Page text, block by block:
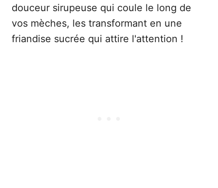
douceur sirupeuse qui coule le long de
vos mèches, les transformant en une
friandise sucrée qui attire l'attention !